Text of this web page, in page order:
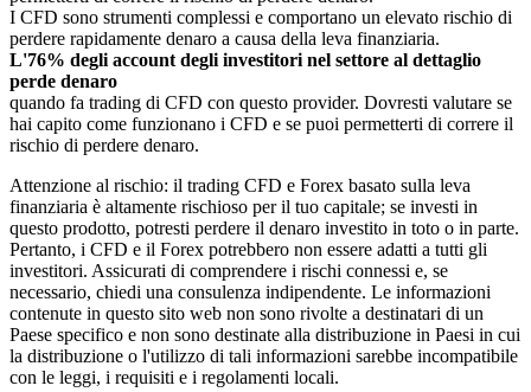
I CFD sono strumenti complessi e comportano un elevato rischio di
perdere rapidamente denaro a causa della leva finanziaria.
L'76% degli account degli investitori nel settore al dettaglio
perde denaro
quando fa trading di CFD con questo provider. Dovresti valutare se
hai capito come funzionano i CFD e se puoi permetterti di correre il
rischio di perdere denaro.
Attenzione al rischio: il trading CFD e Forex basato sulla leva
finanziaria è altamente rischioso per il tuo capitale; se investi in
questo prodotto, potresti perdere il denaro investito in toto o in parte.
Pertanto, i CFD e il Forex potrebbero non essere adatti a tutti gli
investitori. Assicurati di comprendere i rischi connessi e, se
necessario, chiedi una consulenza indipendente. Le informazioni
contenute in questo sito web non sono rivolte a destinatari di un
Paese specifico e non sono destinate alla distribuzione in Paesi in cui
la distribuzione o l'utilizzo di tali informazioni sarebbe incompatibile
con le leggi, i requisiti e i regolamenti locali.